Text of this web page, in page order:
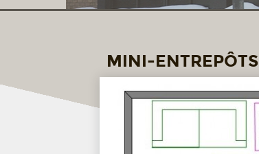
MINI-ENTREPÔTS